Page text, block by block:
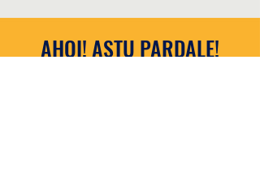
AHOI! ASTU PARDALE!